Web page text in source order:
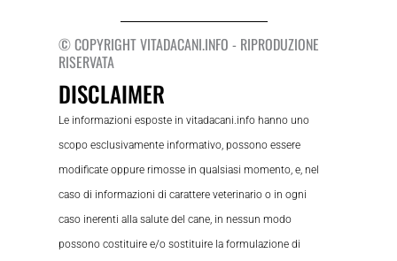
© COPYRIGHT VITADACANI.INFO - RIPRODUZIONE
RISERVATA
DISCLAIMER
Le informazioni esposte in vitadacani.info hanno uno
scopo esclusivamente informativo, possono essere
modificate oppure rimosse in qualsiasi momento, e, nel
caso di informazioni di carattere veterinario o in ogni
caso inerenti alla salute del cane, in nessun modo
possono costituire e/o sostituire la formulazione di